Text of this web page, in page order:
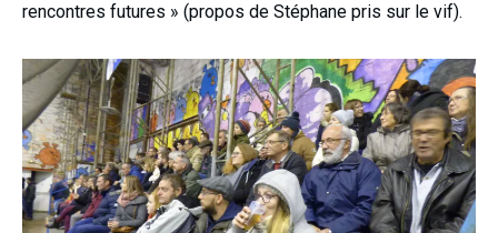
rencontres futures » (propos de Stéphane pris sur le vif).